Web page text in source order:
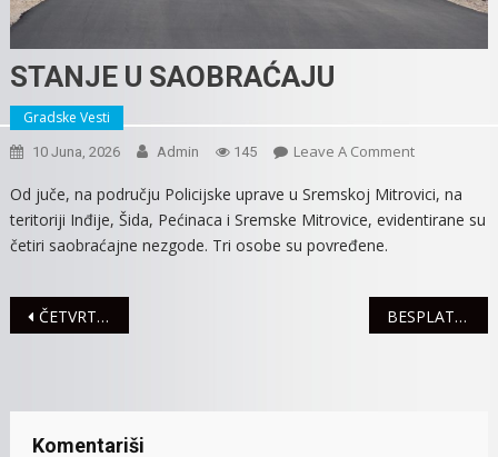
STANJE U SAOBRAĆAJU
Gradske Vesti
10 Juna, 2026 Admin 145 Leave A CommentOn
U
Od juče, na području Policijske uprave u Sremskoj Mitrovici, na
teritoriji Inđije, Šida, Pećinaca i Sremske Mitrovice, evidentirane su
četiri saobraćajne nezgode. Tri osobe su povređene.
Navigacija
ČETVRTI ART FRONT FESTIVAL 21. I 22. AVGUSTA U SREMSKOJ MITROVICI BESPLATNE AUDIO-KNJIGE ZA ČLANOVE BIBLIOTEKE “GLIGORIJE VOZAROVIĆ”
Komentariši